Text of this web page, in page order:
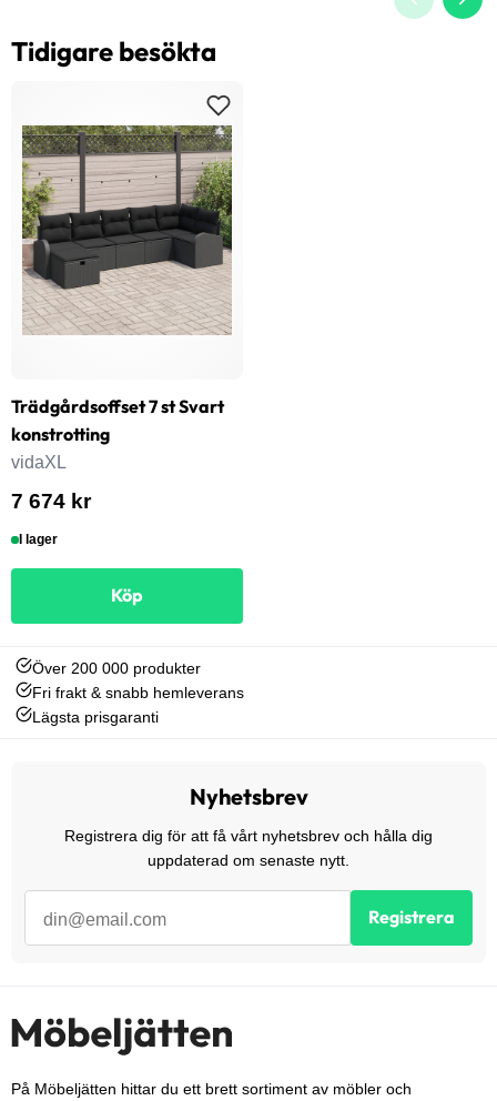
Tidigare besökta
Trädgårdsoffset 7 st Svart
konstrotting
vidaXL
7 674 kr
I lager
Köp
Över 200 000 produkter
Fri frakt & snabb hemleverans
Lägsta prisgaranti
Nyhetsbrev
Registrera dig för att få vårt nyhetsbrev och hålla dig
uppdaterad om senaste nytt.
Registrera
På Möbeljätten hittar du ett brett sortiment av möbler och